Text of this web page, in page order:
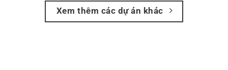
Xem thêm các dự án khác